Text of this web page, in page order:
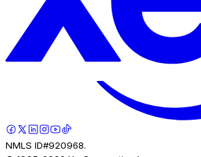
NMLS ID#920968.